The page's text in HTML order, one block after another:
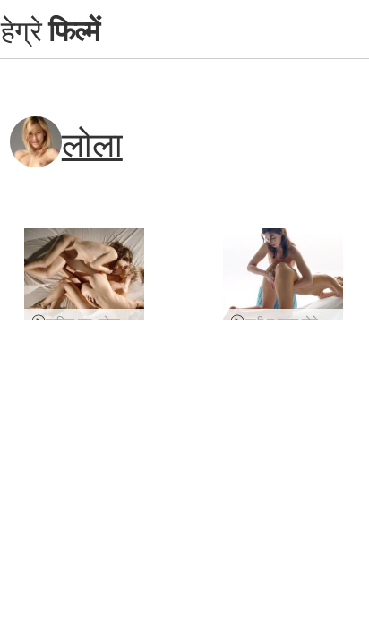
हेग्रेफिल्में
लोला
डारिना एल, लोला और माया त्रिगुट काल्पनिक